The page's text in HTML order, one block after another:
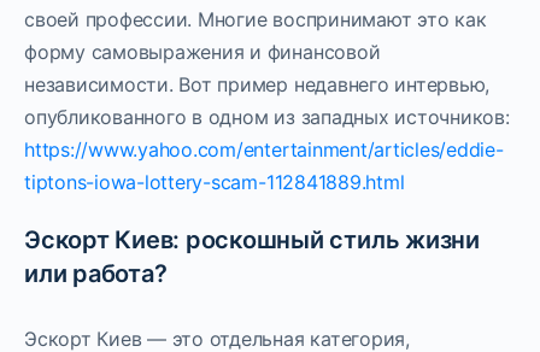
своей профессии. Многие воспринимают это как
форму самовыражения и финансовой
независимости. Вот пример недавнего интервью,
опубликованного в одном из западных источников:
https://www.yahoo.com/entertainment/articles/eddie-
tiptons-iowa-lottery-scam-112841889.html
Эскорт Киев: роскошный стиль жизни
или работа?
Эскорт Киев — это отдельная категория,